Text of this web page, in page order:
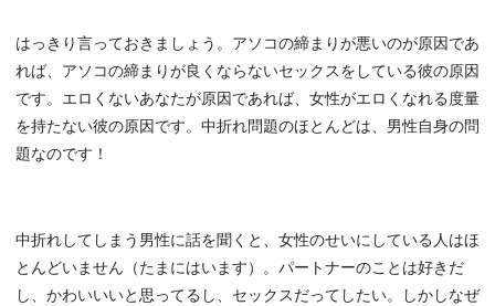
はっきり言っておきましょう。アソコの締まりが悪いのが原因であ
れば、アソコの締まりが良くならないセックスをしている彼の原因
です。エロくないあなたが原因であれば、女性がエロくなれる度量
を持たない彼の原因です。中折れ問題のほとんどは、男性自身の問
題なのです！
中折れしてしまう男性に話を聞くと、女性のせいにしている人はほ
とんどいません（たまにはいます）。パートナーのことは好きだ
し、かわいいいと思ってるし、セックスだってしたい。しかしなぜ